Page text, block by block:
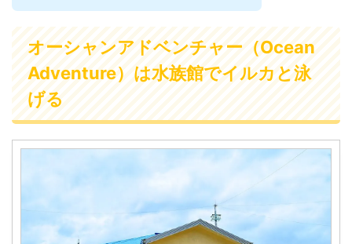
オーシャンアドベンチャー（Ocean
Adventure）は水族館でイルカと泳
げる